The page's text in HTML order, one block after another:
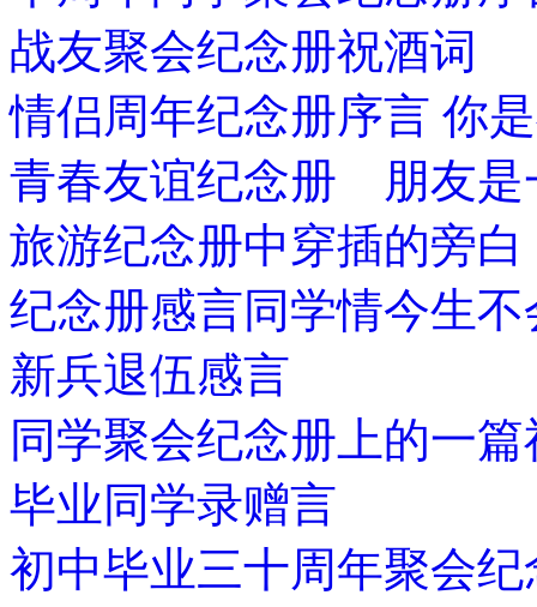
战友聚会纪念册祝酒词
情侣周年纪念册序言 你
青春友谊纪念册 朋友是
旅游纪念册中穿插的旁白
纪念册感言同学情今生不
新兵退伍感言
同学聚会纪念册上的一
毕业同学录赠言
初中毕业三十周年聚会